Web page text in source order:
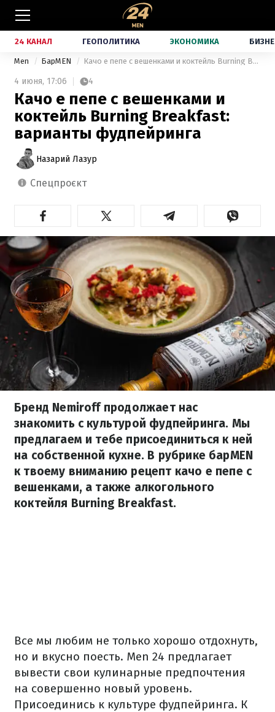
24 КАНАЛ ГЕОПОЛИТИКА ЭКОНОМИКА
Men БарMEN Качо е пепе с вешенками и коктейль Burning Breakfast: варианты фудпейринга
4 июня, 17:06 4
Качо е пепе с вешенками и
коктейль Burning Breakfast:
варианты фудпейринга
Назарий Лазур
спецпроєкт
Бренд Nemiroff продолжает нас
знакомить с культурой фудпейринга. Мы
предлагаем и тебе присоединиться к ней
на собственной кухне. В рубрике барMEN
к твоему вниманию рецепт качо е пепе с
вешенками, а также алкогольного
коктейля Burning Breakfast.
Все мы любим не только хорошо отдохнуть,
но и вкусно поесть. Men 24 предлагает
вывести свои кулинарные предпочтения
на совершенно новый уровень.
Присоединись к культуре фудпейринга. К